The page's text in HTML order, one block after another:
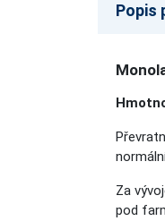
Popis
Za
pod